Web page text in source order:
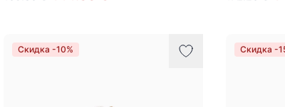
Скидка -10% Скидка -